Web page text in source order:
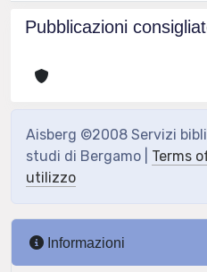
Pubblicazioni
Aisberg ©2008 Servizi
studi di Bergamo | Terms
utilizzo
Informazioni